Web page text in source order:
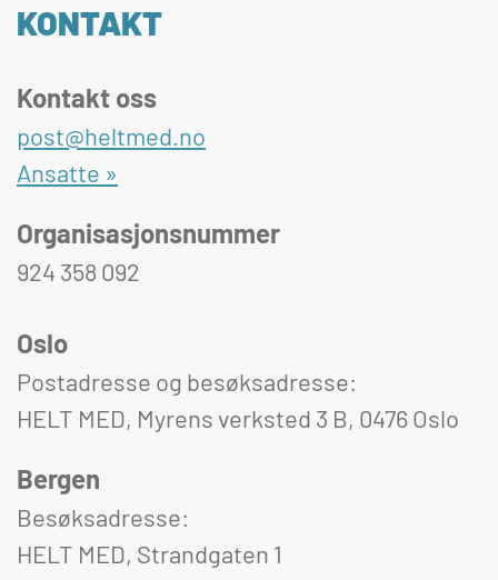
KONTAKT
Kontakt oss
post@heltmed.no
Ansatte »
Organisasjonsnummer
924 358 092
Oslo
Postadresse og besøksadresse:
HELT MED, Myrens verksted 3 B, 0476 Oslo
Bergen
Besøksadresse:
HELT MED, Strandgaten 1